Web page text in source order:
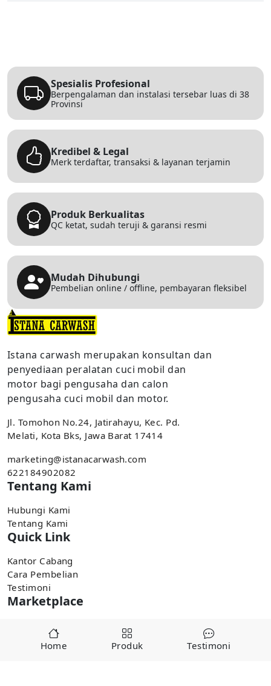
Spesialis Profesional
Berpengalaman dan instalasi tersebar luas di 38
Provinsi
Kredibel & Legal
Merk terdaftar, transaksi & layanan terjamin
Produk Berkualitas
QC ketat, sudah teruji & garansi resmi
Mudah Dihubungi
Pembelian online / offline, pembayaran fleksibel
Home Produk Testimoni
Istana carwash merupakan konsultan dan
penyediaan peralatan cuci mobil dan
motor bagi pengusaha dan calon
pengusaha cuci mobil dan motor.
Jl. Tomohon No.24, Jatirahayu, Kec. Pd.
Melati, Kota Bks, Jawa Barat 17414
marketing@istanacarwash.com
622184902082
Tentang Kami
Hubungi Kami
Tentang Kami
Quick Link
Kantor Cabang
Cara Pembelian
Testimoni
Marketplace
Pembelian tersedia di marketplace,
Tokopedia